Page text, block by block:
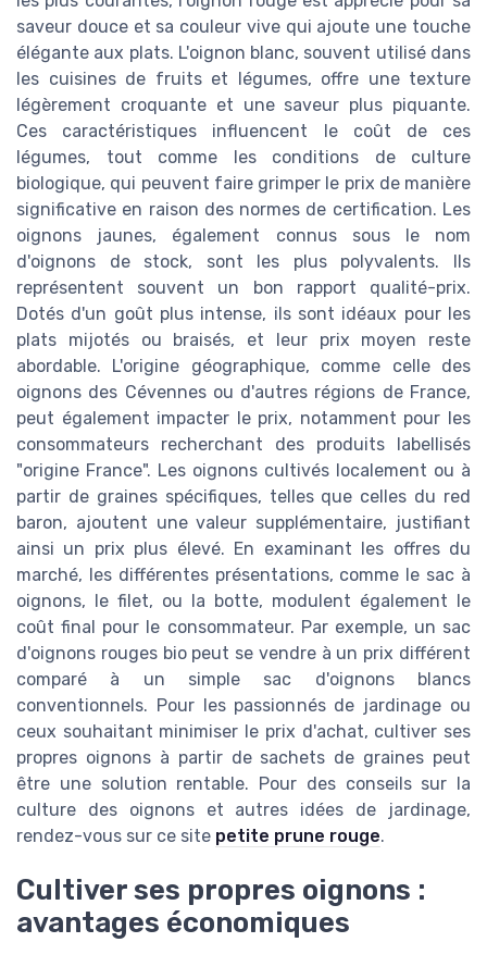
saveur douce et sa couleur vive qui ajoute une touche
élégante aux plats. L'oignon blanc, souvent utilisé dans
les cuisines de fruits et légumes, offre une texture
légèrement croquante et une saveur plus piquante.
Ces caractéristiques influencent le coût de ces
légumes, tout comme les conditions de culture
biologique, qui peuvent faire grimper le prix de manière
significative en raison des normes de certification. Les
oignons jaunes, également connus sous le nom
d'oignons de stock, sont les plus polyvalents. Ils
représentent souvent un bon rapport qualité-prix.
Dotés d'un goût plus intense, ils sont idéaux pour les
plats mijotés ou braisés, et leur prix moyen reste
abordable. L'origine géographique, comme celle des
oignons des Cévennes ou d'autres régions de France,
peut également impacter le prix, notamment pour les
consommateurs recherchant des produits labellisés
"origine France". Les oignons cultivés localement ou à
partir de graines spécifiques, telles que celles du red
baron, ajoutent une valeur supplémentaire, justifiant
ainsi un prix plus élevé. En examinant les offres du
marché, les différentes présentations, comme le sac à
oignons, le filet, ou la botte, modulent également le
coût final pour le consommateur. Par exemple, un sac
d'oignons rouges bio peut se vendre à un prix différent
comparé à un simple sac d'oignons blancs
conventionnels. Pour les passionnés de jardinage ou
ceux souhaitant minimiser le prix d'achat, cultiver ses
propres oignons à partir de sachets de graines peut
être une solution rentable. Pour des conseils sur la
culture des oignons et autres idées de jardinage,
rendez-vous sur ce site petite prune rouge.
Cultiver ses propres oignons :
avantages économiques